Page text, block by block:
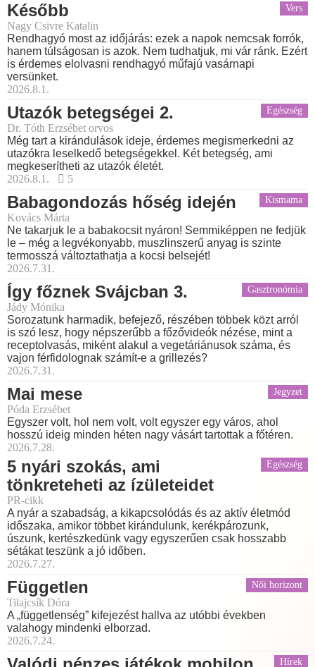
Vers
Később
Nagy Csivre Katalin
Rendhagyó most az időjárás: ezek a napok nemcsak forrók,
hanem túlságosan is azok. Nem tudhatjuk, mi vár ránk. Ezért
is érdemes elolvasni rendhagyó műfajú vasárnapi
versünket.
2026.8.1.
Egészség
Utazók betegségei 2.
Dr. Tóth Erzsébet orvos
Még tart a kirándulások ideje, érdemes megismerkedni az
utazókra leselkedő betegségekkel. Két betegség, ami
megkeserítheti az utazók életét.
2026.8.1.
5
Kismama
Babagondozás hőség idején
Kovács Márta
Ne takarjuk le a babakocsit nyáron! Semmiképpen ne fedjük
le – még a legvékonyabb, muszlinszerű anyag is szinte
termosszá változtathatja a kocsi belsejét!
2026.7.31.
Gasztronómia
Így főznek Svájcban 3.
Jády Mónika
Sorozatunk harmadik, befejező, részében többek közt arról
is szó lesz, hogy népszerűbb a főzővideók nézése, mint a
receptolvasás, miként alakul a vegetáriánusok száma, és
vajon férfidolognak számít-e a grillezés?
2026.7.31.
Jegyzet
Mai mese
Póda Erzsébet
Egyszer volt, hol nem volt, volt egyszer egy város, ahol
hosszú ideig minden héten nagy vásárt tartottak a főtéren.
2026.7.28.
Egészség
5 nyári szokás, ami
tönkreteheti az ízületeidet
PR-cikk
A nyár a szabadság, a kikapcsolódás és az aktív életmód
időszaka, amikor többet kirándulunk, kerékpározunk,
úszunk, kertészkedünk vagy egyszerűen csak hosszabb
sétákat teszünk a jó időben.
2026.7.27.
Női horizont
Független
Tilajcsík Dóra
A „függetlenség” kifejezést hallva az utóbbi években
valahogy mindenki elborzad.
2026.7.24.
Hírek